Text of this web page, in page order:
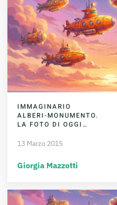
IMMAGINARIO
ALBERI-MONUMENTO.
LA FOTO DI OGGI…
13 Marzo 2015
Giorgia Mazzotti